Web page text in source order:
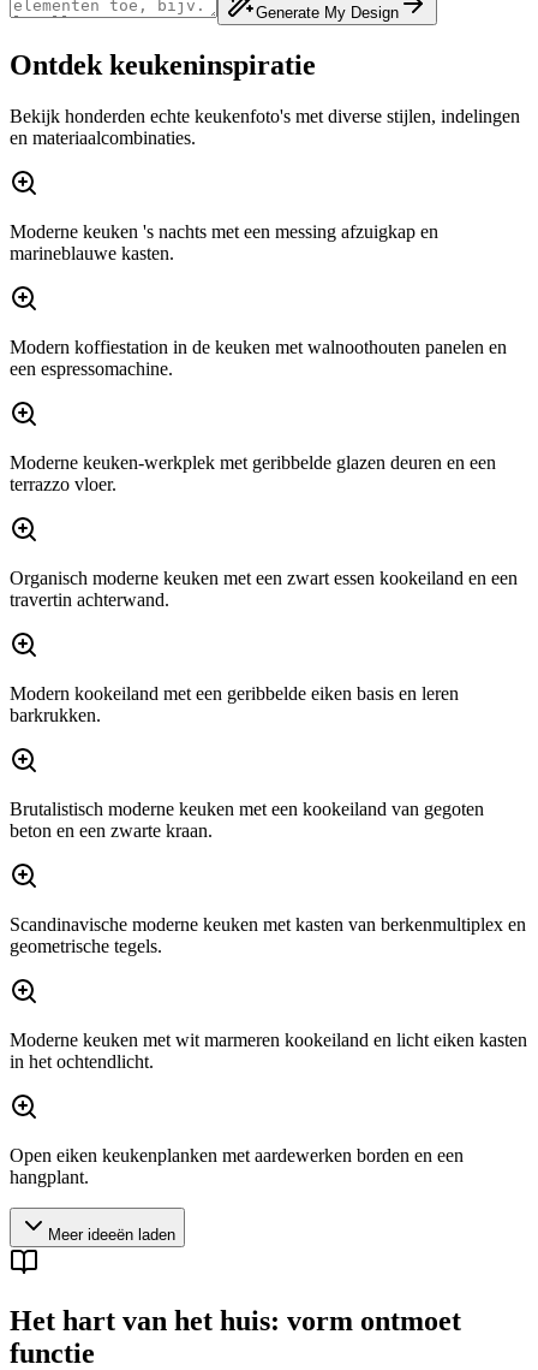
Generate My Design
Ontdek keukeninspiratie
Bekijk honderden echte keukenfoto's met diverse stijlen, indelingen
en materiaalcombinaties.
Moderne keuken 's nachts met een messing afzuigkap en
marineblauwe kasten.
Modern koffiestation in de keuken met walnoothouten panelen en
een espressomachine.
Moderne keuken-werkplek met geribbelde glazen deuren en een
terrazzo vloer.
Organisch moderne keuken met een zwart essen kookeiland en een
travertin achterwand.
Modern kookeiland met een geribbelde eiken basis en leren
barkrukken.
Brutalistisch moderne keuken met een kookeiland van gegoten
beton en een zwarte kraan.
Scandinavische moderne keuken met kasten van berkenmultiplex en
geometrische tegels.
Moderne keuken met wit marmeren kookeiland en licht eiken kasten
in het ochtendlicht.
Open eiken keukenplanken met aardewerken borden en een
hangplant.
Meer ideeën laden
Het hart van het huis: vorm ontmoet
functie